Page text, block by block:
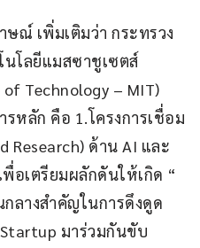
ณ์ เพิ่มเติมว่า กระทรวง
โลยีแมสซาชูเซตส์
Technology – MIT)
รหลัก คือ 1.โครงการเชื่อม
Research) ด้าน AI และ
อเตรียมผลักดันให้เกิด “
ลางสำคัญในการดึงดูด
มาร่วมกันขับ